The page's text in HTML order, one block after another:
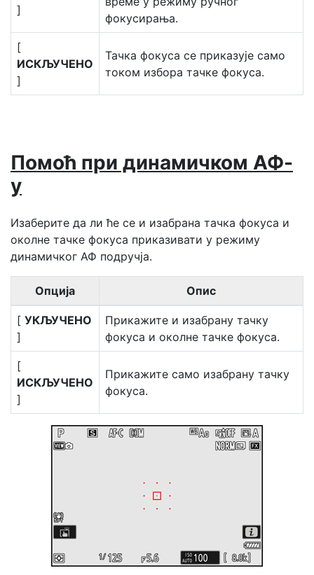
]
фокусирања.
[
ИСКЉУЧЕНО
]
Тачка фокуса се приказује само
током избора тачке фокуса.
Помоћ при динамичком АФ-
у
Изаберите да ли ће се и изабрана тачка фокуса и
околне тачке фокуса приказивати у режиму
динамичког АФ подручја.
Опција Опис
[ УКЉУЧЕНО
]
Прикажите и изабрану тачку
фокуса и околне тачке фокуса.
[
ИСКЉУЧЕНО
]
Прикажите само изабрану тачку
фокуса.